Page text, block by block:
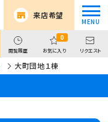
来店希望
閲覧履歴
0
お気に入り リクエスト
大町団地１棟